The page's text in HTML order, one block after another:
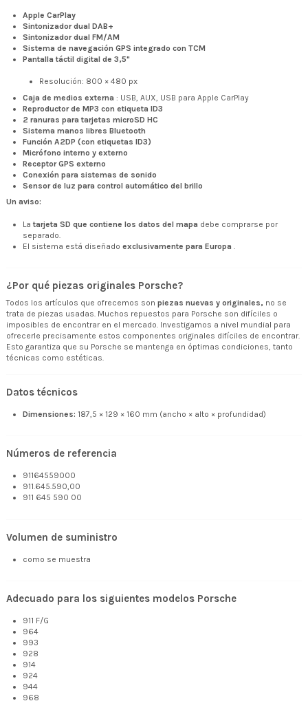
Apple CarPlay
Sintonizador dual DAB+
Sintonizador dual FM/AM
Sistema de navegación GPS integrado con TCM
Pantalla táctil digital de 3,5"
Resolución: 800 × 480 px
Caja de medios externa : USB, AUX, USB para Apple CarPlay
Reproductor de MP3 con etiqueta ID3
2 ranuras para tarjetas microSD HC
Sistema manos libres Bluetooth
Función A2DP (con etiquetas ID3)
Micrófono interno y externo
Receptor GPS externo
Conexión para sistemas de sonido
Sensor de luz para control automático del brillo
Un aviso:
La tarjeta SD que contiene los datos del mapa debe comprarse por
separado.
El sistema está diseñado exclusivamente para Europa
¿Por qué piezas originales Porsche?
Todos los artículos que ofrecemos son piezas nuevas y originales, no se
trata de piezas usadas. Muchos repuestos para Porsche son difíciles o
imposibles de encontrar en el mercado. Investigamos a nivel mundial para
ofrecerle precisamente estos componentes originales difíciles de encontrar.
Esto garantiza que su Porsche se mantenga en óptimas condiciones, tanto
técnicas como estéticas.
Datos técnicos
Dimensiones: 187,5 × 129 × 160 mm (ancho × alto × profundidad)
Números de referencia
91164559000
911.645.590,00
911 645 590 00
Volumen de suministro
como se muestra
Adecuado para los siguientes modelos Porsche
911 F/G
964
993
928
914
924
944
968